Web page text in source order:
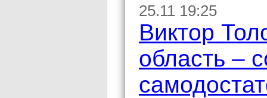
25.11 19:25
Виктор
область –